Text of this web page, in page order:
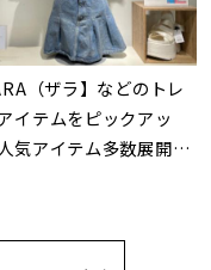
（ザラ】などのトレ
イテムをピックアッ
気アイテム多数展開